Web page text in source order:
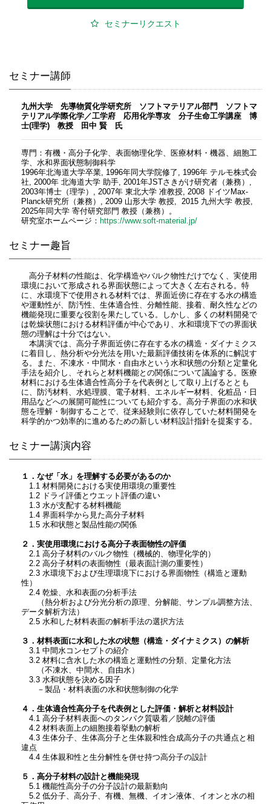
セミナーリクエスト
セミナー講師
九州大学 先導物質化学研究所 ソフトマテリアル部門 ソフトマ
テリアル学際化学／工学府 応用化学専攻 分子生命工学講座 博
士(理学) 教授 田中 賢 氏
専門：有機・高分子化学、表面物理化学、医療材料・機器、細胞工
学、水和界面状態制御科学
1996年北海道大学卒業, 1996年同大学院修了, 1996年 テルモ株式会
社, 2000年 北海道大学 助手, 2001年JSTさきがけ研究者（兼務）,
2003年博士（理学）, 2007年 東北大学 准教授, 2008 ドイツMax-
Planck研究所（兼務）, 2009 山形大学 教授, 2015 九州大学 教授,
2025年同大学 寄付研究部門 教授（兼務）。
研究室ホームページ： https://www.soft-material.jp/
セミナー趣旨
高分子材料の性能は、化学構造やバルク物性だけでなく、実使用
環境において形成される界面状態によって大きく左右される。特
に、水環境下で使用される材料では、界面近傍に存在する水の構造
や運動性が、防汚性、生体適合性、分離性能、接着、耐久性などの
機能発現に重要な役割を果たしている。しかし、多くの材料開発で
は乾燥状態における材料評価が中心であり、水和環境下での界面状
態の理解は十分ではない。
本講演では、高分子界面近傍に存在する水の構造・ダイナミクス
に着目し、熱分析や分光法を用いた最新評価技術を体系的に解説す
る。また、不凍水・中間水・自由水という水和状態の分類と定量化
手法を紹介し、それらと材料機能との関係について議論する。医療
材料における生体適合性高分子を代表例として取り上げるととも
に、防汚材料、水処理膜、電子材料、エネルギー材料、化粧品・日
用品などへの展開可能性についても紹介する。高分子界面の水和状
態を理解・制御することで、従来経験則に依存していた材料開発を
科学的かつ効率的に進めるための新しい材料設計指針を提案する。
セミナー講演内容
１．なぜ「水」を理解する必要があるのか
1.1 材料開発における実使用環境の重要性
1.2 ドライ評価とウエット評価の違い
1.3 水が支配する材料機能
1.4 界面科学から見た高分子材料
1.5 水和状態と製品性能の関係
２．実使用環境における高分子表面物性の評価
2.1 高分子材料のバルク物性（機械的、物理化学的）
2.2 高分子材料の表面物性（最表面計測の重要性）
2.3 水環境下および生理環境下における界面物性（構造と運動
性）
2.4 乾燥、水和表面の分析手法
（熱分析および分光分析の原理、分解能、サンプル調整方法、
データ解析方法）
2.5 水和した材料表面の解析手法の選択方法
３．材料表面に水和した水の状態（構造・ダイナミクス）の解析
3.1 中間水コンセプトの紹介
3.2 材料に含水した水の構造と運動性の分類、定量化方法
（不凍水、中間水、自由水）
3.3 水和状態を決める因子
－製品・材料表面の水和状態制御の化学
４．生体適合性高分子を代表例とした評価・解析と材料設計
4.1 高分子材料表面へのタンパク質吸着／脱離の評価
4.2 材料表面上の細胞接着挙動の解析
4.3 生体分子、生体高分子と生体親和性合成高分子の共通点と相
違点
4.4 生体親和性と生分解性を併せ持つ高分子の設計
５．高分子材料の設計と機能発現
5.1 機能性高分子の分子設計の最新動向
5.2 低分子、高分子、有機、無機、イオン液体、イオンと水の相